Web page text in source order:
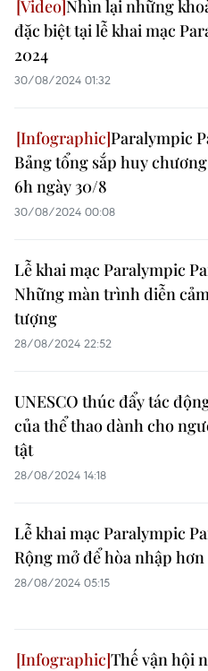
Nhìn lại những
đặc biệt tại lễ khai mạc
2024
30/08/2024 01:32
Paralympic
Bảng tổng sắp huy
6h ngày 30/8
30/08/2024 00:08
Lễ khai mạc Paralympic
Những màn trình diễn
tượng
28/08/2024 22:52
UNESCO thúc đẩy tác
của thể thao dành cho
tật
28/08/2024 14:18
Lễ khai mạc Paralympic
Rộng mở để hòa nhập hơn
28/08/2024 05:15
Thế vận hội